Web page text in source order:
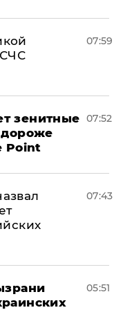
07:59
зенитные
дороже
Point
07:52
07:43
05:51